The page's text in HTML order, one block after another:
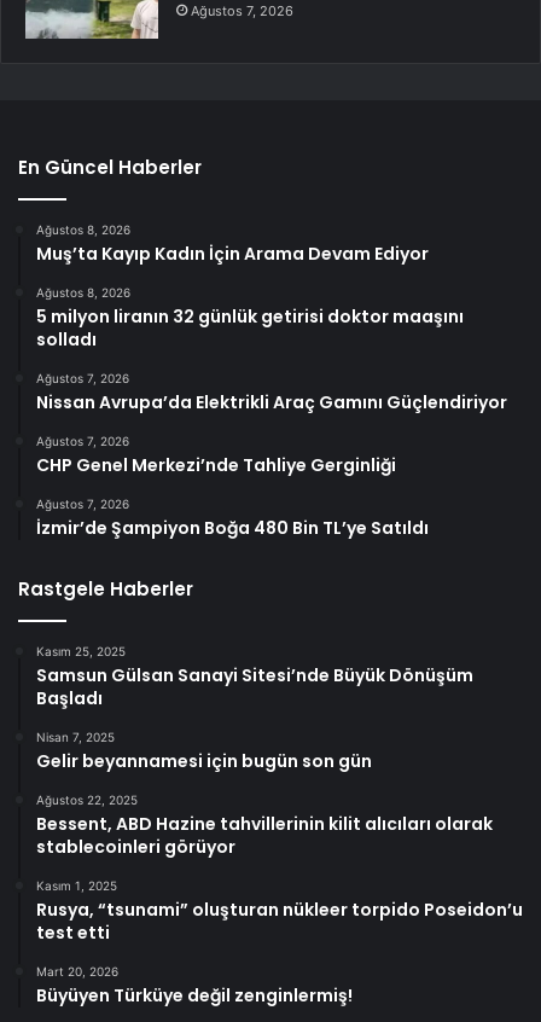
Ağustos 7, 2026
En Güncel Haberler
Ağustos 8, 2026
Muş’ta Kayıp Kadın İçin Arama Devam Ediyor
Ağustos 8, 2026
5 milyon liranın 32 günlük getirisi doktor maaşını
solladı
Ağustos 7, 2026
Nissan Avrupa’da Elektrikli Araç Gamını Güçlendiriyor
Ağustos 7, 2026
CHP Genel Merkezi’nde Tahliye Gerginliği
Ağustos 7, 2026
İzmir’de Şampiyon Boğa 480 Bin TL’ye Satıldı
Rastgele Haberler
Kasım 25, 2025
Samsun Gülsan Sanayi Sitesi’nde Büyük Dönüşüm
Başladı
Nisan 7, 2025
Gelir beyannamesi için bugün son gün
Ağustos 22, 2025
Bessent, ABD Hazine tahvillerinin kilit alıcıları olarak
stablecoinleri görüyor
Kasım 1, 2025
Rusya, “tsunami” oluşturan nükleer torpido Poseidon’u
test etti
Mart 20, 2026
Büyüyen Türküye değil zenginlermiş!